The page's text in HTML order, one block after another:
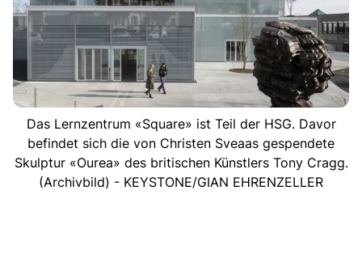
Das Lernzentrum «Square» ist Teil der HSG. Davor
befindet sich die von Christen Sveaas gespendete
Skulptur «Ourea» des britischen Künstlers Tony Cragg.
(Archivbild) - KEYSTONE/GIAN EHRENZELLER